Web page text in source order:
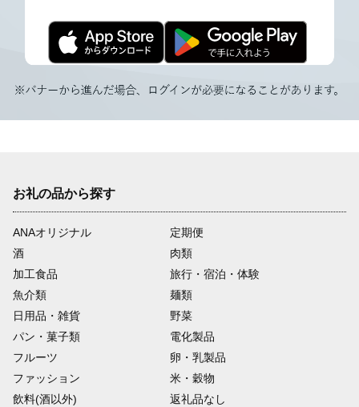
お礼の品から探す
ANAオリジナル
定期便
酒
肉類
加工食品
旅行・宿泊・体験
魚介類
麺類
日用品・雑貨
野菜
パン・菓子類
電化製品
フルーツ
卵・乳製品
ファッション
米・穀物
飲料(酒以外)
返礼品なし